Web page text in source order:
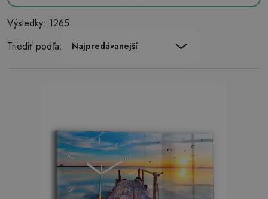
Výsledky: 1265
Triediť podľa:
Najpredávanejší